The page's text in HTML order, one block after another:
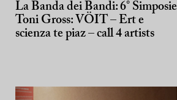
La Banda dei Bandi: 6° Simposie
Toni Gross: VÖIT – Ert e
scienza te piaz – call 4 artists